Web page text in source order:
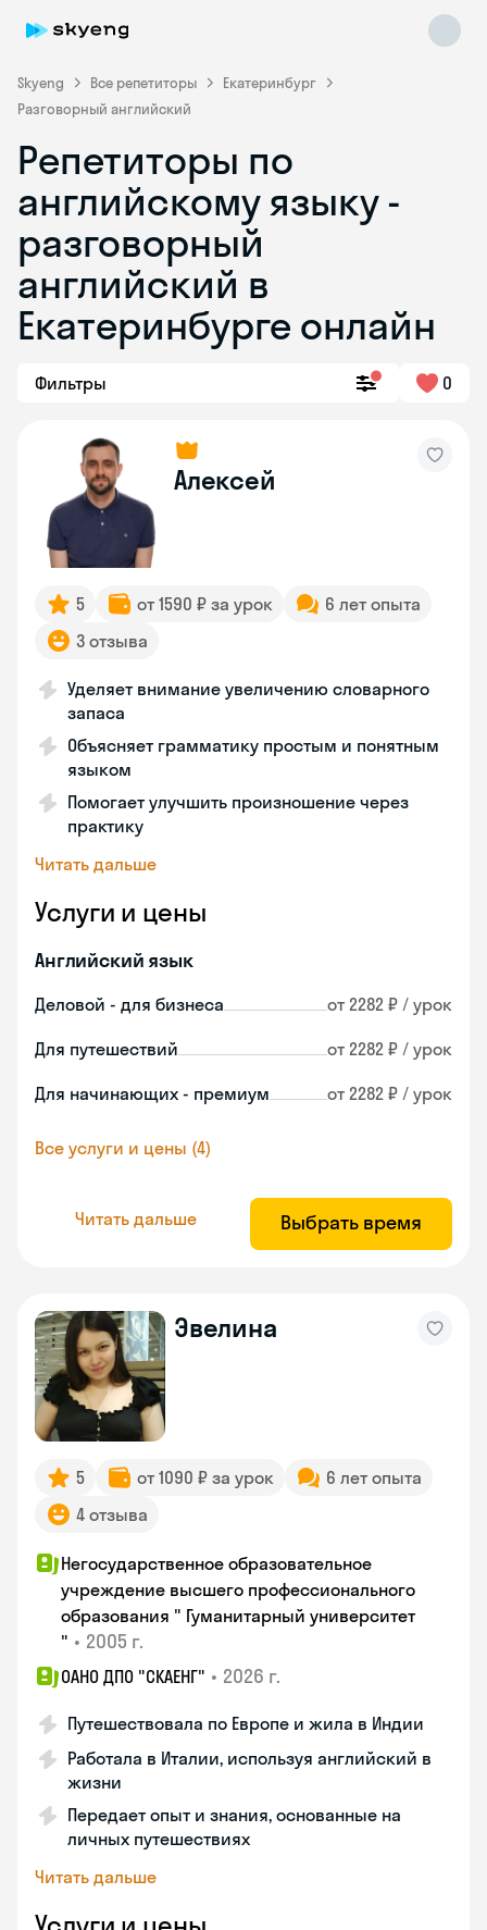
Skyeng Все репетиторы
Екатеринбург
Разговорный английский
Репетиторы по
английскому языку -
разговорный
английский в
Екатеринбурге онлайн
Фильтры 0
Алексей
5 от 1590 ₽ за урок
6 лет опыта
3 отзыва
Уделяет внимание увеличению словарного
запаса
Объясняет грамматику простым и понятным
языком
Помогает улучшить произношение через
практику
Читать дальше
Услуги и цены
Английский язык
Деловой - для бизнеса от 2282 ₽ / урок
Для путешествий от 2282 ₽ / урок
Для начинающих - премиум от 2282 ₽ / урок
Все услуги и цены (4)
Читать дальше Выбрать время
Эвелина
5 от 1090 ₽ за урок
6 лет опыта
4 отзыва
Негосударственное образовательное
учреждение высшего профессионального
образования " Гуманитарный университет
" • 2005 г.
ОАНО ДПО "СКАЕНГ" • 2026 г.
Путешествовала по Европе и жила в Индии
Работала в Италии, используя английский в
жизни
Передает опыт и знания, основанные на
личных путешествиях
Читать дальше
Skyeng Chat